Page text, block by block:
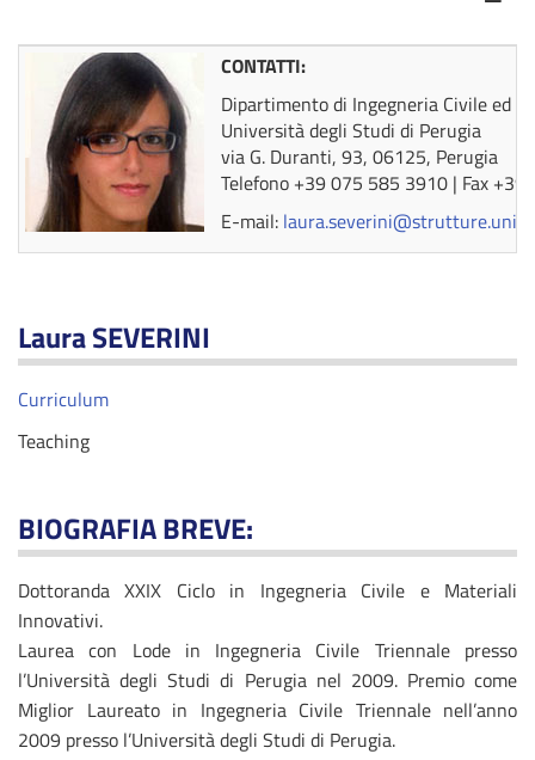
CONTATTI:
Dipartimento di Ingegneria Civile ed
Università degli Studi di Perugia
via G. Duranti, 93, 06125, Perugia
Telefono +39 075 585 3910 | Fax
E-mail:
Laura SEVERINI
Curriculum
Teaching
BIOGRAFIA BREVE:
Dottoranda XXIX Ciclo in Ingegneria Civile e Materiali
Innovativi.
Laurea con Lode in Ingegneria Civile Triennale presso
l’Università degli Studi di Perugia nel 2009. Premio come
Miglior Laureato in Ingegneria Civile Triennale nell’anno
2009 presso l’Università degli Studi di Perugia.